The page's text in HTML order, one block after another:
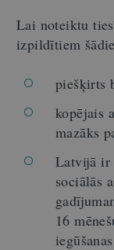
Lai noteiktu
izpildītiem
piešķirts
kopējais
mazāks
Latvijā ir
sociālās
16